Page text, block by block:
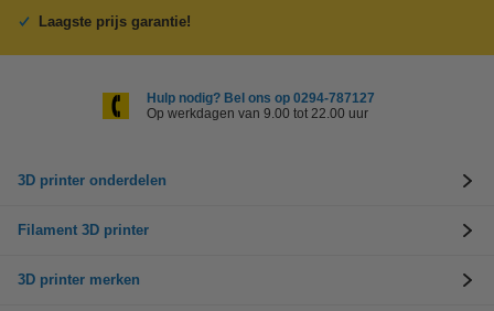
Laagste prijs garantie!
Hulp nodig? Bel ons op 0294-787127
Op werkdagen van 9.00 tot 22.00 uur
3D printer onderdelen
Filament 3D printer
3D printer merken